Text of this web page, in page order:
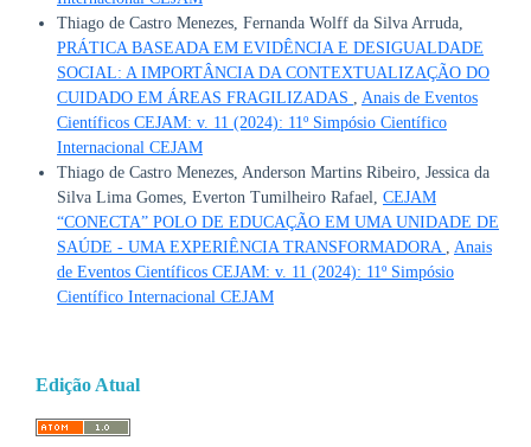
Thiago de Castro Menezes, Fernanda Wolff da Silva Arruda,
PRÁTICA BASEADA EM EVIDÊNCIA E DESIGUALDADE
SOCIAL: A IMPORTÂNCIA DA CONTEXTUALIZAÇÃO DO
CUIDADO EM ÁREAS FRAGILIZADAS , Anais de Eventos
Científicos CEJAM: v. 11 (2024): 11º Simpósio Científico
Internacional CEJAM
Thiago de Castro Menezes, Anderson Martins Ribeiro, Jessica da
Silva Lima Gomes, Everton Tumilheiro Rafael, CEJAM
“CONECTA” POLO DE EDUCAÇÃO EM UMA UNIDADE DE
SAÚDE - UMA EXPERIÊNCIA TRANSFORMADORA , Anais
de Eventos Científicos CEJAM: v. 11 (2024): 11º Simpósio
Científico Internacional CEJAM
Edição Atual